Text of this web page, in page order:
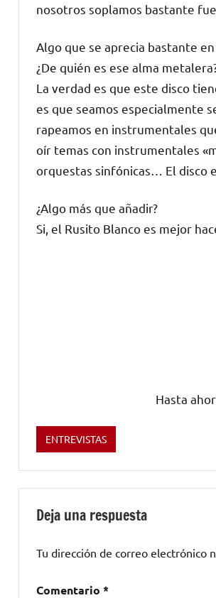
nosotros soplamos bastante
Algo que se aprecia bastante
¿De quién es ese alma
La verdad es que este disco
es que seamos especialmente
rapeamos en instrumentales
oír temas con instrumentales
orquestas sinfónicas… El disco
¿Algo más que añadir?
Si, el Rusito Blanco es mejor
Hasta
Etiquetado
como
Con
flow
Duo
ENTREVISTAS
Deja una respuesta
Tu dirección de correo electrónico
Comentario *